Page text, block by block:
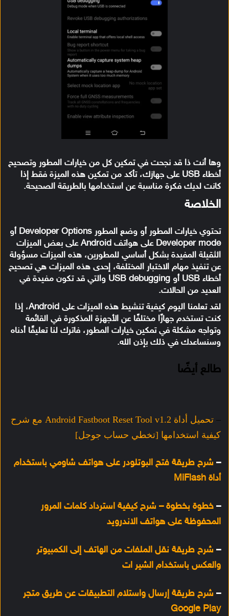
وها أنت ذا قد نجحت في تمكين كل من خيارات المطور وتصحيح
أخطاء USB على جهازك، تأكد من تمكين هذه الميزة فقط إذا
كانت لديك فكرة مناسبة عن استخدامها بالطريقة الصحيحة.
الخلاصة
تحتوي خيارات المطور أو وضع المطور Developer Options أو
Developer mode على هواتف Android على بعض الميزات
الثقيلة المفيدة بشكل أساسي للمطورين، هذه الميزات مسؤولة
عن تنفيذ مهام الاختبار المختلفة، إحدى هذه الميزات هي تصحيح
أخطاء USB أو USB debugging والتي قد تكون مفيدة في
العديد من الحالات.
لقد تعلمنا اليوم كيفية تنشيط هذه الميزات على Android، إذا
كنت تستخدم جهازًا مختلفًا عن الأجهزة المذكورة في القائمة
وتواجه مشكلة في تمكين خيارات المطور، فاترك لنا تعليقًا أدناه
وسنساعدك في ذلك بإذن الله.
طالع أيضًا
–
تحميل أداة Android Fastboot Reset Tool v1.2 مع شرح
كيفية استخدامها [تخطي حساب جوجل]
– شرح طريقة فتح البوتلودر على هواتف شاومي باستخدام
أداة MiFlash
– خطوة بخطوة – شرح كيفية استرداد كلمات المرور
المحفوظة على هواتف الاندرويد
– شرح طريقة نقل الملفات من الهاتف إلى الكمبيوتر
والعكس باستخدام الشير ات
– شرح طريقة إرسال واستلام التطبيقات عن طريق متجر
Google Play